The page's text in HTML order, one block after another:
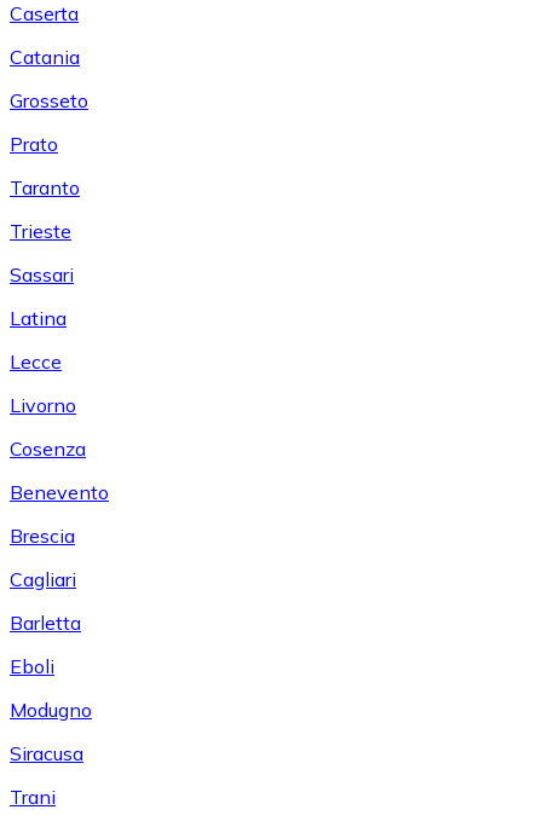
Caserta
Catania
Grosseto
Prato
Taranto
Trieste
Sassari
Latina
Lecce
Livorno
Cosenza
Benevento
Brescia
Cagliari
Barletta
Eboli
Modugno
Siracusa
Trani